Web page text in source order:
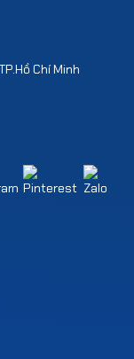
Chí Minh